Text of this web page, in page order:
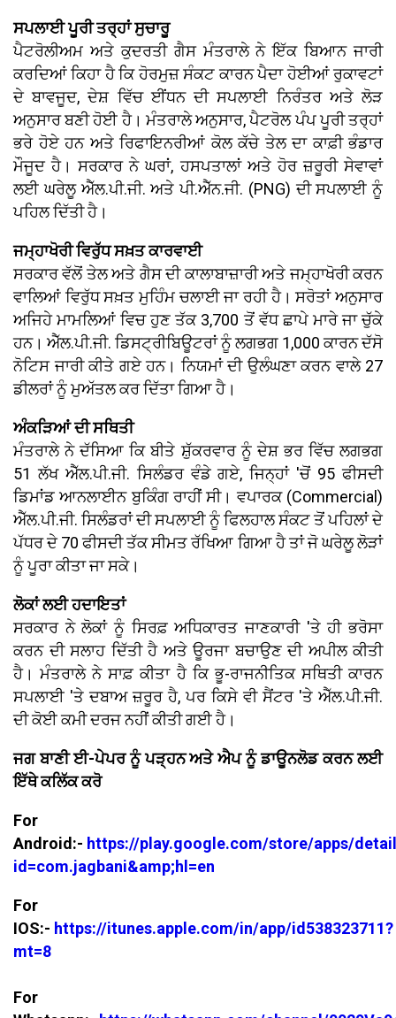
ਸਪਲਾਈ ਪੂਰੀ ਤਰ੍ਹਾਂ ਸੁਚਾਰੂ
ਪੈਟਰੋਲੀਅਮ ਅਤੇ ਕੁਦਰਤੀ ਗੈਸ ਮੰਤਰਾਲੇ ਨੇ ਇੱਕ ਬਿਆਨ ਜਾਰੀ
ਕਰਦਿਆਂ ਕਿਹਾ ਹੈ ਕਿ ਹੋਰਮੁਜ਼ ਸੰਕਟ ਕਾਰਨ ਪੈਦਾ ਹੋਈਆਂ ਰੁਕਾਵਟਾਂ
ਦੇ ਬਾਵਜੂਦ, ਦੇਸ਼ ਵਿੱਚ ਈਂਧਨ ਦੀ ਸਪਲਾਈ ਨਿਰੰਤਰ ਅਤੇ ਲੋੜ
ਅਨੁਸਾਰ ਬਣੀ ਹੋਈ ਹੈ। ਮੰਤਰਾਲੇ ਅਨੁਸਾਰ, ਪੈਟਰੋਲ ਪੰਪ ਪੂਰੀ ਤਰ੍ਹਾਂ
ਭਰੇ ਹੋਏ ਹਨ ਅਤੇ ਰਿਫਾਇਨਰੀਆਂ ਕੋਲ ਕੱਚੇ ਤੇਲ ਦਾ ਕਾਫ਼ੀ ਭੰਡਾਰ
ਮੌਜੂਦ ਹੈ। ਸਰਕਾਰ ਨੇ ਘਰਾਂ, ਹਸਪਤਾਲਾਂ ਅਤੇ ਹੋਰ ਜ਼ਰੂਰੀ ਸੇਵਾਵਾਂ
ਲਈ ਘਰੇਲੂ ਐੱਲ.ਪੀ.ਜੀ. ਅਤੇ ਪੀ.ਐੱਨ.ਜੀ. (PNG) ਦੀ ਸਪਲਾਈ ਨੂੰ
ਪਹਿਲ ਦਿੱਤੀ ਹੈ।
ਜਮ੍ਹਾਖੋਰੀ ਵਿਰੁੱਧ ਸਖ਼ਤ ਕਾਰਵਾਈ
ਸਰਕਾਰ ਵੱਲੋਂ ਤੇਲ ਅਤੇ ਗੈਸ ਦੀ ਕਾਲਾਬਾਜ਼ਾਰੀ ਅਤੇ ਜਮ੍ਹਾਖੋਰੀ ਕਰਨ
ਵਾਲਿਆਂ ਵਿਰੁੱਧ ਸਖ਼ਤ ਮੁਹਿੰਮ ਚਲਾਈ ਜਾ ਰਹੀ ਹੈ। ਸਰੋਤਾਂ ਅਨੁਸਾਰ
ਅਜਿਹੇ ਮਾਮਲਿਆਂ ਵਿਚ ਹੁਣ ਤੱਕ 3,700 ਤੋਂ ਵੱਧ ਛਾਪੇ ਮਾਰੇ ਜਾ ਚੁੱਕੇ
ਹਨ। ਐੱਲ.ਪੀ.ਜੀ. ਡਿਸਟ੍ਰੀਬਿਊਟਰਾਂ ਨੂੰ ਲਗਭਗ 1,000 ਕਾਰਨ ਦੱਸੋ
ਨੋਟਿਸ ਜਾਰੀ ਕੀਤੇ ਗਏ ਹਨ। ਨਿਯਮਾਂ ਦੀ ਉਲੰਘਣਾ ਕਰਨ ਵਾਲੇ 27
ਡੀਲਰਾਂ ਨੂੰ ਮੁਅੱਤਲ ਕਰ ਦਿੱਤਾ ਗਿਆ ਹੈ।
ਅੰਕੜਿਆਂ ਦੀ ਸਥਿਤੀ
ਮੰਤਰਾਲੇ ਨੇ ਦੱਸਿਆ ਕਿ ਬੀਤੇ ਸ਼ੁੱਕਰਵਾਰ ਨੂੰ ਦੇਸ਼ ਭਰ ਵਿੱਚ ਲਗਭਗ
51 ਲੱਖ ਐੱਲ.ਪੀ.ਜੀ. ਸਿਲੰਡਰ ਵੰਡੇ ਗਏ, ਜਿਨ੍ਹਾਂ 'ਚੋਂ 95 ਫੀਸਦੀ
ਡਿਮਾਂਡ ਆਨਲਾਈਨ ਬੁਕਿੰਗ ਰਾਹੀਂ ਸੀ। ਵਪਾਰਕ (Commercial)
ਐੱਲ.ਪੀ.ਜੀ. ਸਿਲੰਡਰਾਂ ਦੀ ਸਪਲਾਈ ਨੂੰ ਫਿਲਹਾਲ ਸੰਕਟ ਤੋਂ ਪਹਿਲਾਂ ਦੇ
ਪੱਧਰ ਦੇ 70 ਫੀਸਦੀ ਤੱਕ ਸੀਮਤ ਰੱਖਿਆ ਗਿਆ ਹੈ ਤਾਂ ਜੋ ਘਰੇਲੂ ਲੋੜਾਂ
ਨੂੰ ਪੂਰਾ ਕੀਤਾ ਜਾ ਸਕੇ।
ਲੋਕਾਂ ਲਈ ਹਦਾਇਤਾਂ
ਸਰਕਾਰ ਨੇ ਲੋਕਾਂ ਨੂੰ ਸਿਰਫ਼ ਅਧਿਕਾਰਤ ਜਾਣਕਾਰੀ 'ਤੇ ਹੀ ਭਰੋਸਾ
ਕਰਨ ਦੀ ਸਲਾਹ ਦਿੱਤੀ ਹੈ ਅਤੇ ਊਰਜਾ ਬਚਾਉਣ ਦੀ ਅਪੀਲ ਕੀਤੀ
ਹੈ। ਮੰਤਰਾਲੇ ਨੇ ਸਾਫ਼ ਕੀਤਾ ਹੈ ਕਿ ਭੂ-ਰਾਜਨੀਤਿਕ ਸਥਿਤੀ ਕਾਰਨ
ਸਪਲਾਈ 'ਤੇ ਦਬਾਅ ਜ਼ਰੂਰ ਹੈ, ਪਰ ਕਿਸੇ ਵੀ ਸੈਂਟਰ 'ਤੇ ਐੱਲ.ਪੀ.ਜੀ.
ਦੀ ਕੋਈ ਕਮੀ ਦਰਜ ਨਹੀਂ ਕੀਤੀ ਗਈ ਹੈ।
ਜਗ ਬਾਣੀ ਈ-ਪੇਪਰ ਨੂੰ ਪੜ੍ਹਨ ਅਤੇ ਐਪ ਨੂੰ ਡਾਊਨਲੋਡ ਕਰਨ ਲਈ
ਇੱਥੇ ਕਲਿੱਕ ਕਰੋ
For
Android:- https://play.google.com/store/apps/
id=com.jagbani&amp;hl=en
For
IOS:- https://itunes.apple.com/in/app/id538323711?
mt=8
For